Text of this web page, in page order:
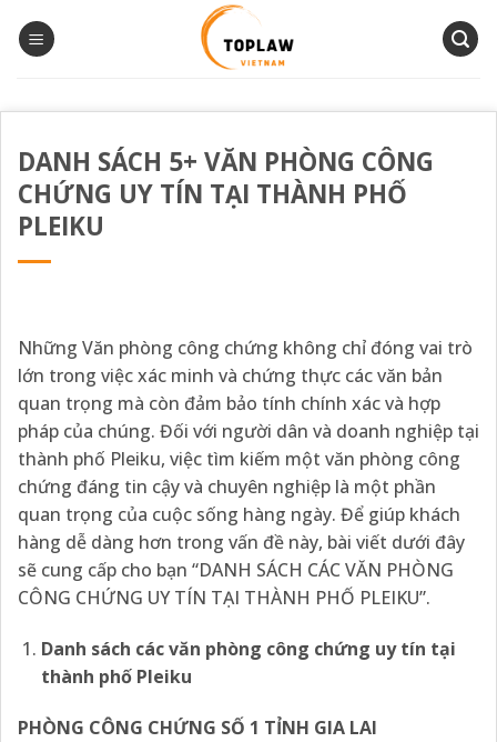
qua
DANH SÁCH 5+ VĂN PHÒNG CÔNG
CHỨNG UY TÍN TẠI THÀNH PHỐ
PLEIKU
Những Văn phòng công chứng không chỉ đóng vai trò
lớn trong việc xác minh và chứng thực các văn bản
quan trọng mà còn đảm bảo tính chính xác và hợp
pháp của chúng. Đối với người dân và doanh nghiệp tại
thành phố Pleiku, việc tìm kiếm một văn phòng công
chứng đáng tin cậy và chuyên nghiệp là một phần
quan trọng của cuộc sống hàng ngày. Để giúp khách
hàng dễ dàng hơn trong vấn đề này, bài viết dưới đây
sẽ cung cấp cho bạn “DANH SÁCH CÁC VĂN PHÒNG
CÔNG CHỨNG UY TÍN TẠI THÀNH PHỐ PLEIKU”.
Danh sách các văn phòng công chứng uy tín tại
thành phố Pleiku
PHÒNG CÔNG CHỨNG SỐ 1 TỈNH GIA LAI